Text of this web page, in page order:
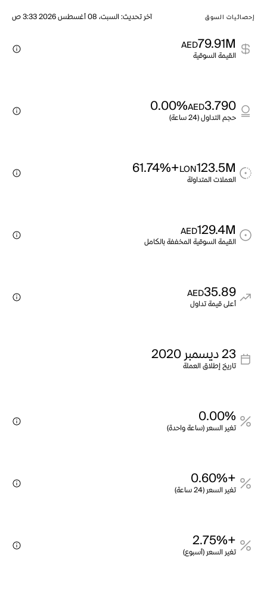
إحصائيات السوق آخر تحديث:السبت، 08 أغسطس 2026 3:33 ص
79.91M
AED
القيمة السوقية
3.790
AED
0.00%
حجم التداول (24 ساعة)
123.5M
LON
+61.74%
العملات المتداولة
129.4M
AED
القيمة السوقية المخففة بالكامل
35.89
AED
أعلى قيمة تداول
23 ديسمبر 2020
تاريخ إطلاق العملة
0.00%
تغير السعر (ساعة واحدة)
+0.60%
تغير السعر (24 ساعة)
+2.75%
تغير السعر (أسبوع)